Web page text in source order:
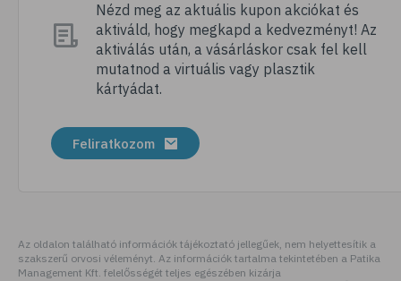
Nézd meg az aktuális kupon akciókat és
aktiváld, hogy megkapd a kedvezményt! Az
aktiválás után, a vásárláskor csak fel kell
mutatnod a virtuális vagy plasztik
kártyádat.
Feliratkozom
Az oldalon található információk tájékoztató jellegűek, nem helyettesítik a
szakszerű orvosi véleményt. Az információk tartalma tekintetében a Patika
Management Kft. felelősségét teljes egészében kizárja